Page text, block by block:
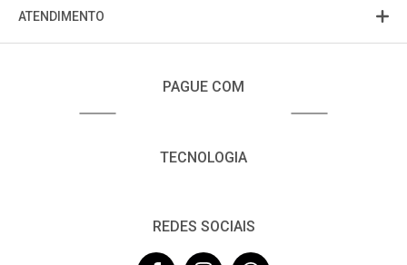
ATENDIMENTO
PAGUE COM
TECNOLOGIA
REDES SOCIAIS